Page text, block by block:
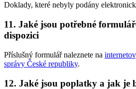
Doklady, které nebyly podány
11. Jaké jsou potřebné
dispozici
Příslušný formulář naleznete na
správy České republiky.
12. Jaké jsou poplatky a jak je